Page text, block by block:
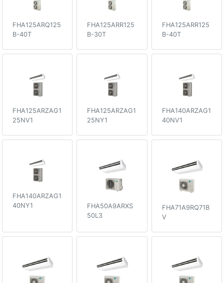
FHA125ARQ125
B-40T
FHA125ARR125
B-30T
FHA125ARR125
B-40T
FHA125ARZAG1
25NV1
FHA125ARZAG1
25NY1
FHA140ARZAG1
40NV1
FHA140ARZAG1
40NY1
FHA50A9ARXS
50L3
FHA71A9RQ71B
V